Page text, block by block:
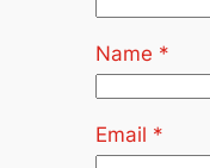
Name *
Email *